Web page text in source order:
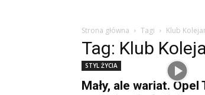
Strona główna Tagi Klub
Tag: Klub
STYL ŻYCIA
Mały, ale wariat. Opel